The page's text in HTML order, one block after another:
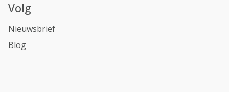
Volg
Nieuwsbrief
Blog